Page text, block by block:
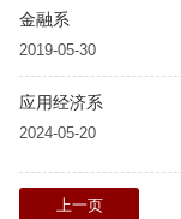
金融系
2019-05-30
应用经济系
2024-05-20
上一页